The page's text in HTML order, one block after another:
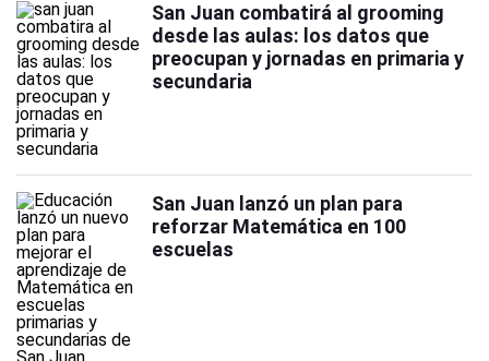
San Juan combatirá al grooming
desde las aulas: los datos que
preocupan y jornadas en primaria y
secundaria
San Juan lanzó un plan para
reforzar Matemática en 100
escuelas